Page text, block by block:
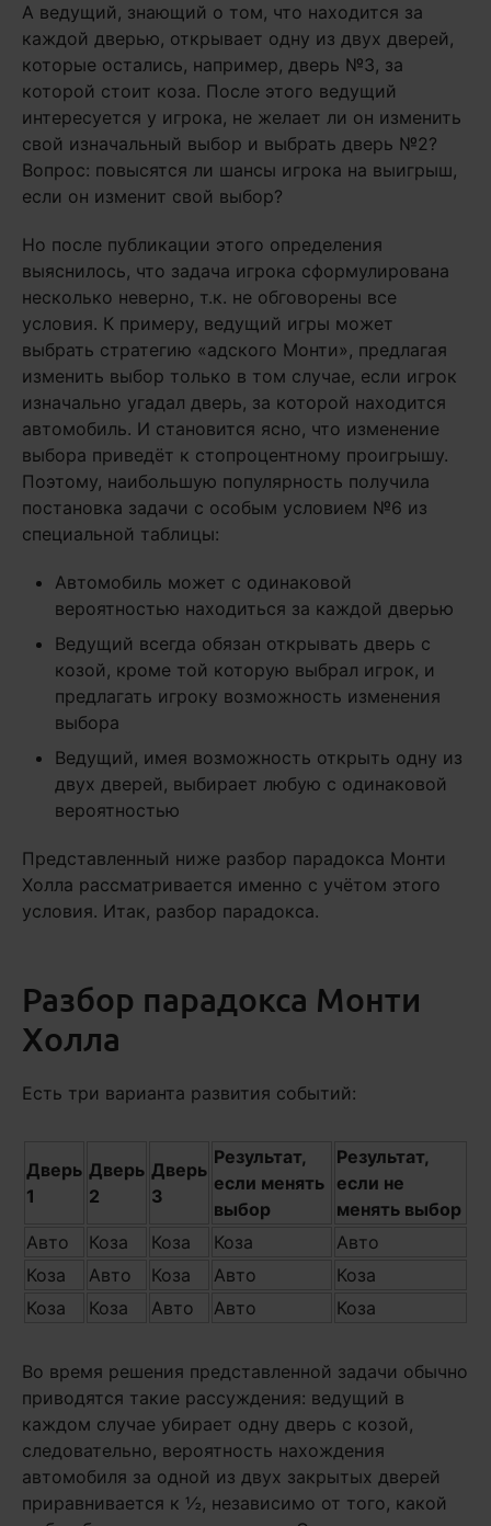
А ведущий, знающий о том, что находится за
каждой дверью, открывает одну из двух дверей,
которые остались, например, дверь №3, за
которой стоит коза. После этого ведущий
интересуется у игрока, не желает ли он изменить
свой изначальный выбор и выбрать дверь №2?
Вопрос: повысятся ли шансы игрока на выигрыш,
если он изменит свой выбор?
Но после публикации этого определения
выяснилось, что задача игрока сформулирована
несколько неверно, т.к. не обговорены все
условия. К примеру, ведущий игры может
выбрать стратегию «адского Монти», предлагая
изменить выбор только в том случае, если игрок
изначально угадал дверь, за которой находится
автомобиль. И становится ясно, что изменение
выбора приведёт к стопроцентному проигрышу.
Поэтому, наибольшую популярность получила
постановка задачи с особым условием №6 из
специальной таблицы:
Автомобиль может с одинаковой
вероятностью находиться за каждой дверью
Ведущий всегда обязан открывать дверь с
козой, кроме той которую выбрал игрок, и
предлагать игроку возможность изменения
выбора
Ведущий, имея возможность открыть одну из
двух дверей, выбирает любую с одинаковой
вероятностью
Представленный ниже разбор парадокса Монти
Холла рассматривается именно с учётом этого
условия. Итак, разбор парадокса.
Разбор парадокса Монти
Холла
Есть три варианта развития событий:
Дверь
1
Дверь
2
Дверь
3
Результат,
если менять
выбор
Результат,
если не
менять выбор
Авто
Коза Коза Коза
Авто
Коза
Авто Коза Авто
Коза
Коза
Коза Авто Авто Коза
Во время решения представленной задачи обычно
приводятся такие рассуждения: ведущий в
каждом случае убирает одну дверь с козой,
следовательно, вероятность нахождения
автомобиля за одной из двух закрытых дверей
приравнивается к ½, независимо от того, какой